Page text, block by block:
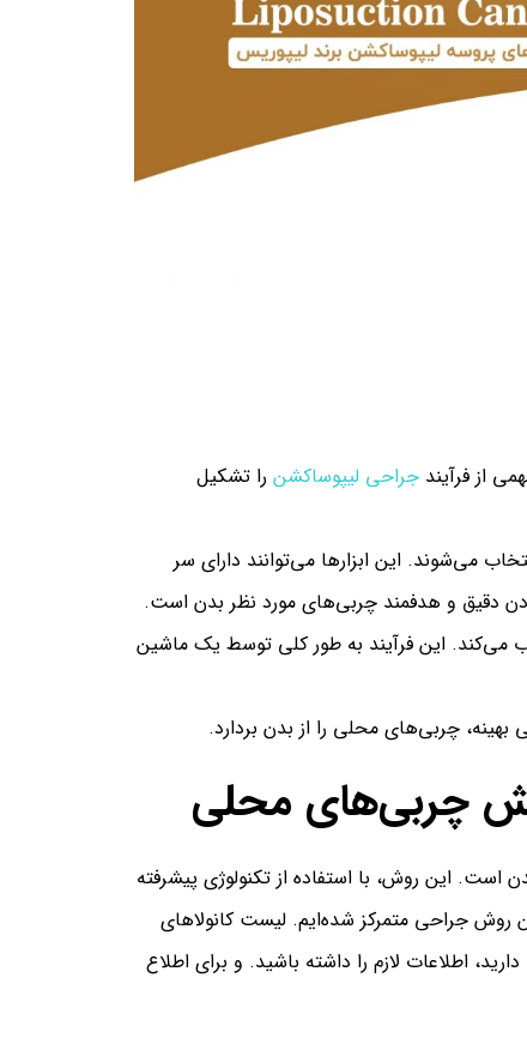
از فرآیند جراحی لیپوساکشن را تشکیل
می‌شوند. این ابزارها می‌توانند دارای سر
دقیق و هدفمند چربی‌های مورد نظر بدن است.
می‌کند. این فرآیند به طور کلی توسط یک ماشین
چربی‌های محلی را از بدن بردارد.
چربی‌های محلی
است. این روش، با استفاده از تکنولوژی پیشرفته
روش جراحی متمرکز شده‌ایم. لیست کانولاهای
اطلاعات لازم را داشته باشید. و برای اطلاع